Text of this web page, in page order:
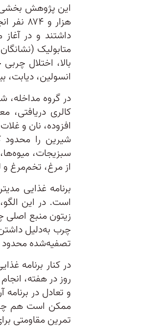
متابولیک
بالا، اختلال
انسولین،
افزوده، نان و
شیرین را محدود
سبزیجات،
از مرغ، تخم‌مرغ و
برنامه غذایی
است. در این
زیتون منبع
تصفیه‌شده
روز در هفته،
و تعادل در
ممکن است هم
تمرین مقاومتی